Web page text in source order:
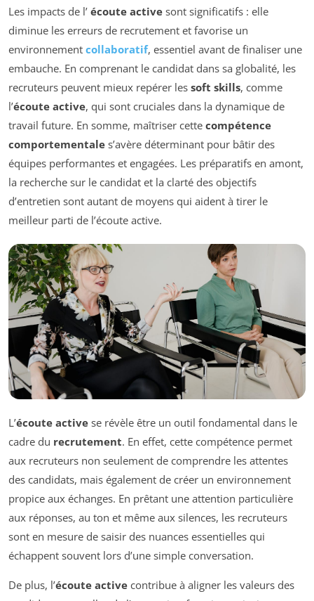
Les impacts de l’ écoute active sont significatifs : elle
diminue les erreurs de recrutement et favorise un
environnement collaboratif, essentiel avant de finaliser une
embauche. En comprenant le candidat dans sa globalité, les
recruteurs peuvent mieux repérer les soft skills, comme
l’écoute active, qui sont cruciales dans la dynamique de
travail future. En somme, maîtriser cette compétence
comportementale s’avère déterminant pour bâtir des
équipes performantes et engagées. Les préparatifs en amont,
la recherche sur le candidat et la clarté des objectifs
d’entretien sont autant de moyens qui aident à tirer le
meilleur parti de l’écoute active.
L’écoute active se révèle être un outil fondamental dans le
cadre du recrutement. En effet, cette compétence permet
aux recruteurs non seulement de comprendre les attentes
des candidats, mais également de créer un environnement
propice aux échanges. En prêtant une attention particulière
aux réponses, au ton et même aux silences, les recruteurs
sont en mesure de saisir des nuances essentielles qui
échappent souvent lors d’une simple conversation.
De plus, l’écoute active contribue à aligner les valeurs des